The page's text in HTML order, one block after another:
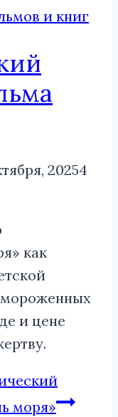
и книг
20254
как
и цене
моря»